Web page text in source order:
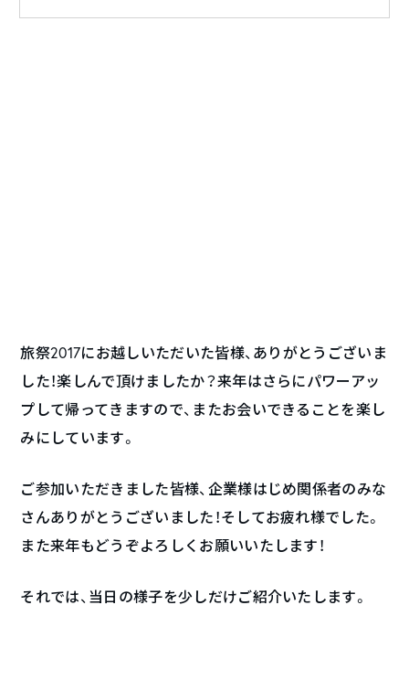
旅祭2017にお越しいただいた皆様、ありがとうございま
した！楽しんで頂けましたか？来年はさらにパワーアッ
プして帰ってきますので、またお会いできることを楽し
みにしています。
ご参加いただきました皆様、企業様はじめ関係者のみな
さんありがとうございました！そしてお疲れ様でした。
また来年もどうぞよろしくお願いいたします！
それでは、当日の様子を少しだけご紹介いたします。